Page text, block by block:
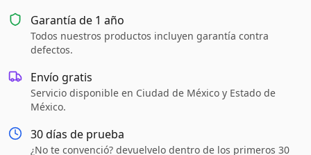
Garantía de 1 año
Todos nuestros productos incluyen garantía contra
defectos.
Envío gratis
Servicio disponible en Ciudad de México y Estado de
México.
30 días de prueba
¿No te convenció? devuelvelo dentro de los primeros 30